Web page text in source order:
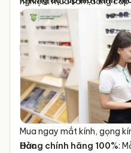
xuống hoặc vào hộp để
Kiểm tra định kỳ:
Nếu
hàng kính mắt uy tín để
chuyên viên.
Mua ngay mắt kính, gọng
Đức
Hàng chính hãng 100%: